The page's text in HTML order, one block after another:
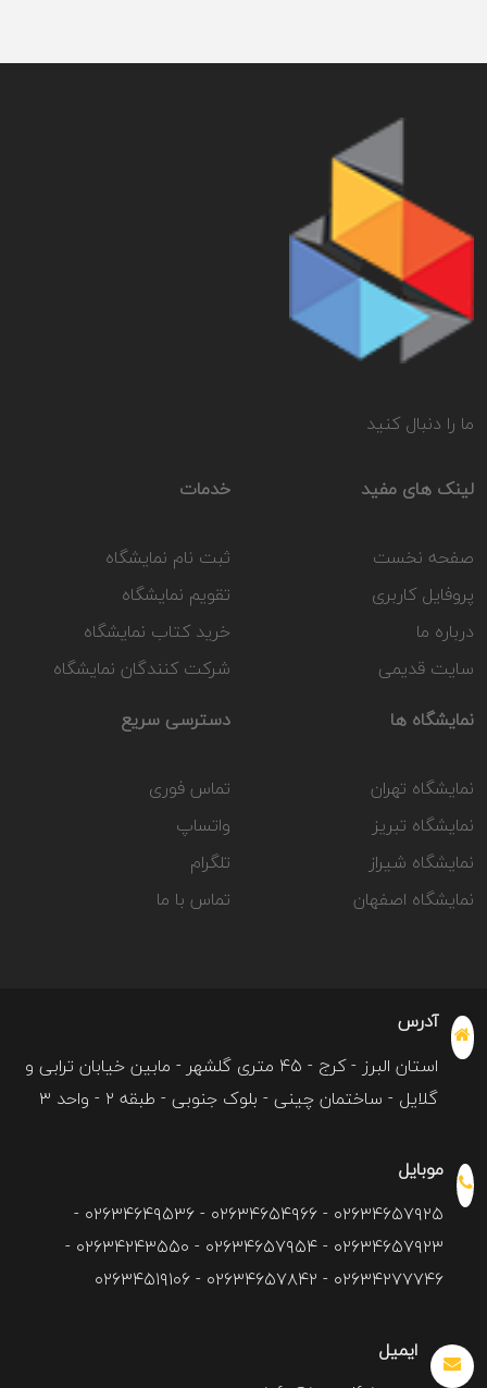
ما را دنبال کنید
لینک های مفید
صفحه نخست
پروفایل کاربری
درباره ما
سایت قدیمی
خدمات
ثبت نام نمایشگاه
تقویم نمایشگاه
خرید کتاب نمایشگاه
شرکت کنندگان نمایشگاه
نمایشگاه ها
نمایشگاه تهران
نمایشگاه تبریز
نمایشگاه شیراز
نمایشگاه اصفهان
دسترسی سریع
تماس فوری
واتساپ
تلگرام
تماس با ما
آدرس
استان البرز - کرج - ۴۵ متری گلشهر - مابین خیابان ترابی و
گلایل - ساختمان چینی - بلوک جنوبی - طبقه ۲ - واحد ۳
موبایل
۰۲۶۳۴۶۵۷۹۲۵ - ۰۲۶۳۴۶۵۴۹۶۶ - ۰۲۶۳۴۶۴۹۵۳۶ -
۰۲۶۳۴۶۵۷۹۲۳ - ۰۲۶۳۴۶۵۷۹۵۴ - ۰۲۶۳۴۲۴۳۵۵۰ -
۰۲۶۳۴۲۷۷۷۴۶ - ۰۲۶۳۴۶۵۷۸۴۲ - ۰۲۶۳۴۵۱۹۱۰۶
ایمیل